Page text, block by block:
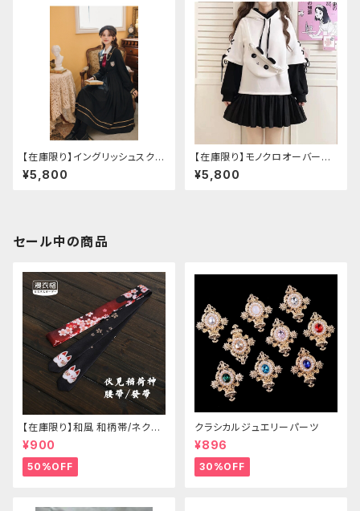
【在庫限り】イングリッシュスクー
ルセットアップ
¥5,800
【在庫限り】モノクロオーバーサ
イズパンダパーカー
¥5,800
セール中の商品
【在庫限り】和風 和柄帯/ネクタ
イ/リボン（狐面/金魚
¥900
50%OFF
クラシカルジュエリーパーツ
¥896
30%OFF